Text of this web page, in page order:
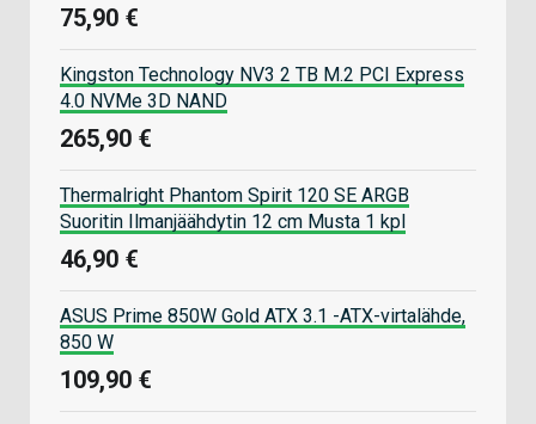
75,90 €
Kingston Technology NV3 2 TB M.2 PCI Express
4.0 NVMe 3D NAND
265,90 €
Thermalright Phantom Spirit 120 SE ARGB
Suoritin Ilmanjäähdytin 12 cm Musta 1 kpl
46,90 €
ASUS Prime 850W Gold ATX 3.1 -ATX-virtalähde,
850 W
109,90 €